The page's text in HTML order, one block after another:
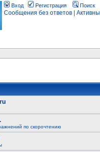
Вход Регистрация Поиск
Сообщения без ответов
по скорочтению